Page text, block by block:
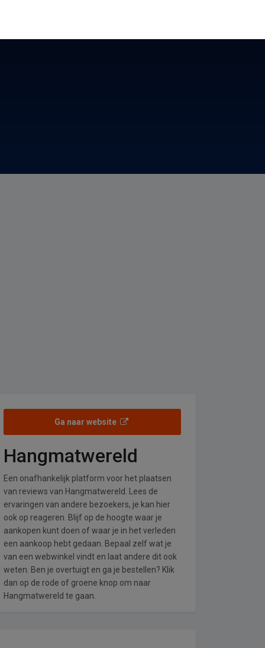
Ga naar website
Hangmatwereld
Een onafhankelijk platform voor het plaatsen
van reviews van Hangmatwereld. Lees de
ervaringen van andere bezoekers, je kan hier
ook op reageren. Blijf op de hoogte waar je
aankopen kunt doen of waar je in het verleden
een aankoop hebt gedaan. Bepaal zelf wat je
van een webwinkel vindt en laat andere dit ook
weten. Ben je overtuigt en ga je bestellen? Klik
dan op de rode of groene knop om naar
Hangmatwereld te gaan.